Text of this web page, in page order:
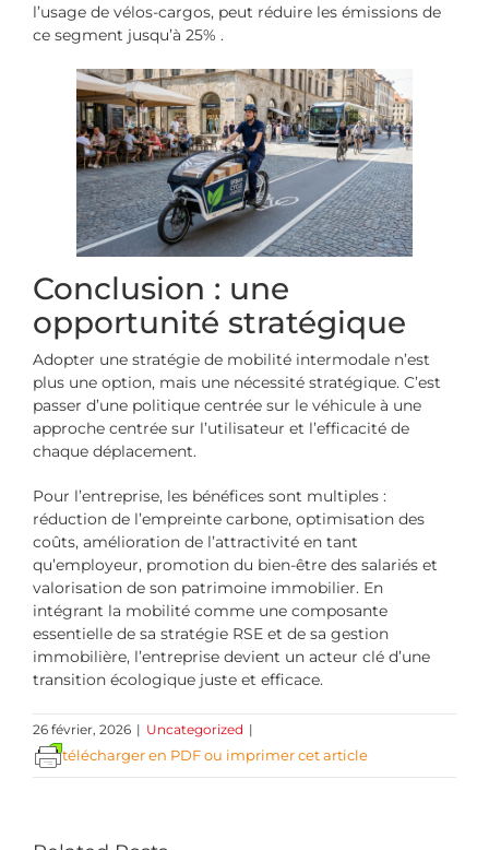
l’usage de vélos-cargos, peut réduire les émissions de
ce segment jusqu’à 25% .
Conclusion : une
opportunité stratégique
Adopter une stratégie de mobilité intermodale n’est
plus une option, mais une nécessité stratégique. C’est
passer d’une politique centrée sur le véhicule à une
approche centrée sur l’utilisateur et l’efficacité de
chaque déplacement.
Pour l’entreprise, les bénéfices sont multiples :
réduction de l’empreinte carbone, optimisation des
coûts, amélioration de l’attractivité en tant
qu’employeur, promotion du bien-être des salariés et
valorisation de son patrimoine immobilier. En
intégrant la mobilité comme une composante
essentielle de sa stratégie RSE et de sa gestion
immobilière, l’entreprise devient un acteur clé d’une
transition écologique juste et efficace.
26 février, 2026 | Uncategorized |
télécharger en PDF ou imprimer cet article